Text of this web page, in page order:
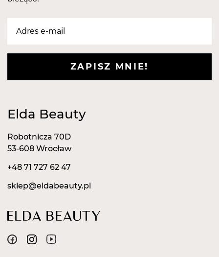
ZAPISZ MNIE!
Elda Beauty
Robotnicza 70D
53-608 Wrocław
+48 71 727 62 47
sklep@eldabeauty.pl